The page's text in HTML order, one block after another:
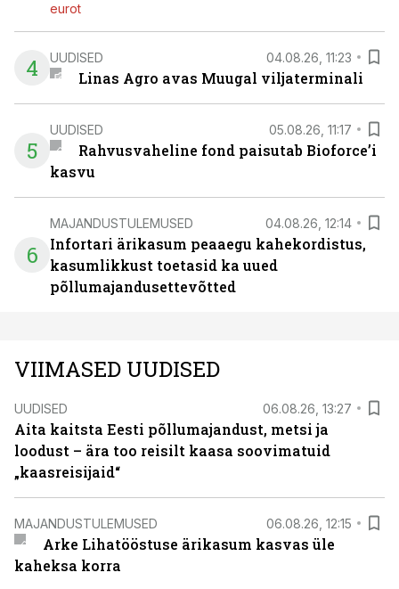
eurot
4 UUDISED 04.08.26, 11:23
Linas Agro avas Muugal viljaterminali
5
UUDISED 05.08.26, 11:17
Rahvusvaheline fond paisutab Bioforce’i
kasvu
6
MAJANDUSTULEMUSED 04.08.26, 12:14
Infortari ärikasum peaaegu kahekordistus,
kasumlikkust toetasid ka uued
põllumajandusettevõtted
VIIMASED UUDISED
UUDISED 06.08.26, 13:27
Aita kaitsta Eesti põllumajandust, metsi ja
loodust – ära too reisilt kaasa soovimatuid
„kaasreisijaid“
MAJANDUSTULEMUSED 06.08.26, 12:15
Arke Lihatööstuse ärikasum kasvas üle
kaheksa korra